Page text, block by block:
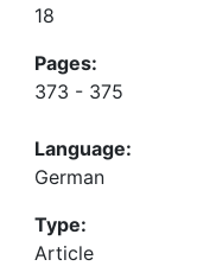
18
Pages:
373 - 375
Language:
German
Type:
Article